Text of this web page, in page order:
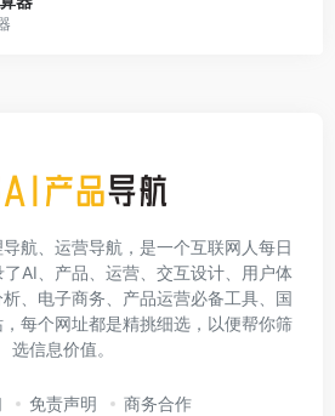
航、运营导航，是一个互联网人每日
AI、产品、运营、交互设计、用户体
、电子商务、产品运营必备工具、国
每个网址都是精挑细选，以便帮你筛
选信息价值。
免责声明 商务合作